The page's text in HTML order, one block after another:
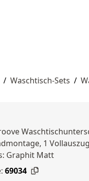
/ Waschtisch-Sets /
1
Graphit Matt
69034